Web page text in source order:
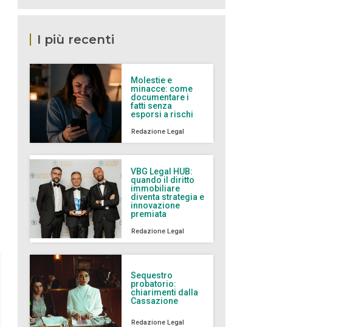
I più recenti
Molestie e
minacce: come
documentare i
fatti senza
esporsi a rischi
Redazione Legal
VBG Legal HUB:
quando il diritto
immobiliare
diventa strategia e
innovazione
premiata
Redazione Legal
Sequestro
probatorio:
chiarimenti dalla
Cassazione
Redazione Legal